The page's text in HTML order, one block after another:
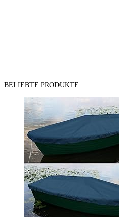
BELIEBTE PRODUKTE